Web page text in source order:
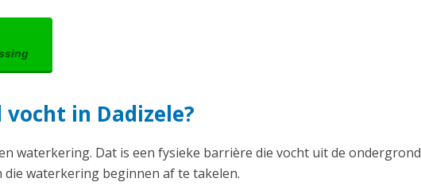
in Dadizele?
waterkering. Dat is een fysieke barrière die vocht uit de ondergrond
waterkering beginnen af te takelen.